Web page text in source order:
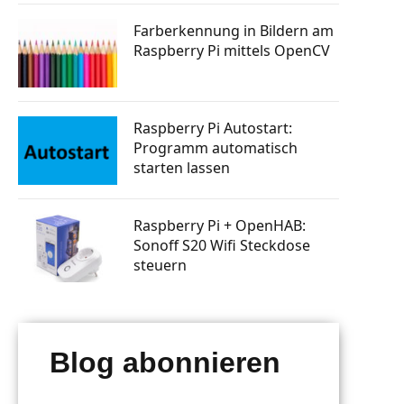
Skill
senden
Raspberry Pi GSM Modul – Mobiles
Internet (LTE, 3G, UMTS)
Raspberry Pi Machine Learning
erlernen
mit
Farberkennung in Bildern am
Raspberry Pi mittels OpenCV
Raspberry Pi Autostart:
Programm automatisch
starten lassen
Raspberry Pi + OpenHAB:
Sonoff S20 Wifi Steckdose
steuern
Blog abonnieren